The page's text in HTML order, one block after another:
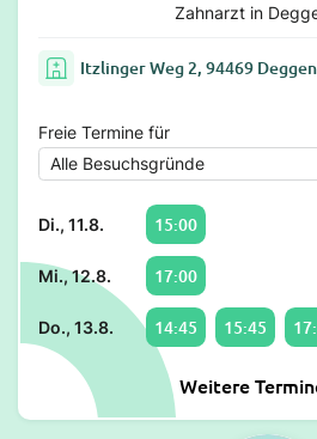
Zahnarzt in
Itzlinger Weg 2, 94469
Freie Termine für
Di., 11.8. 15:00
Mi., 12.8. 17:00
Do., 13.8. 14:45 15:45
Weitere